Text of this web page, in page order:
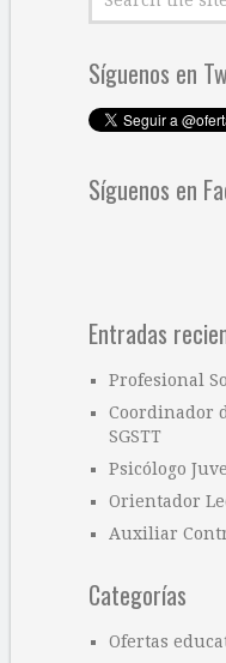
Síguenos en
Síguenos en
Entradas
Profesional
Coordinador
SGSTT
Psicólogo
Orientador
Auxiliar
Categorías
Ofertas